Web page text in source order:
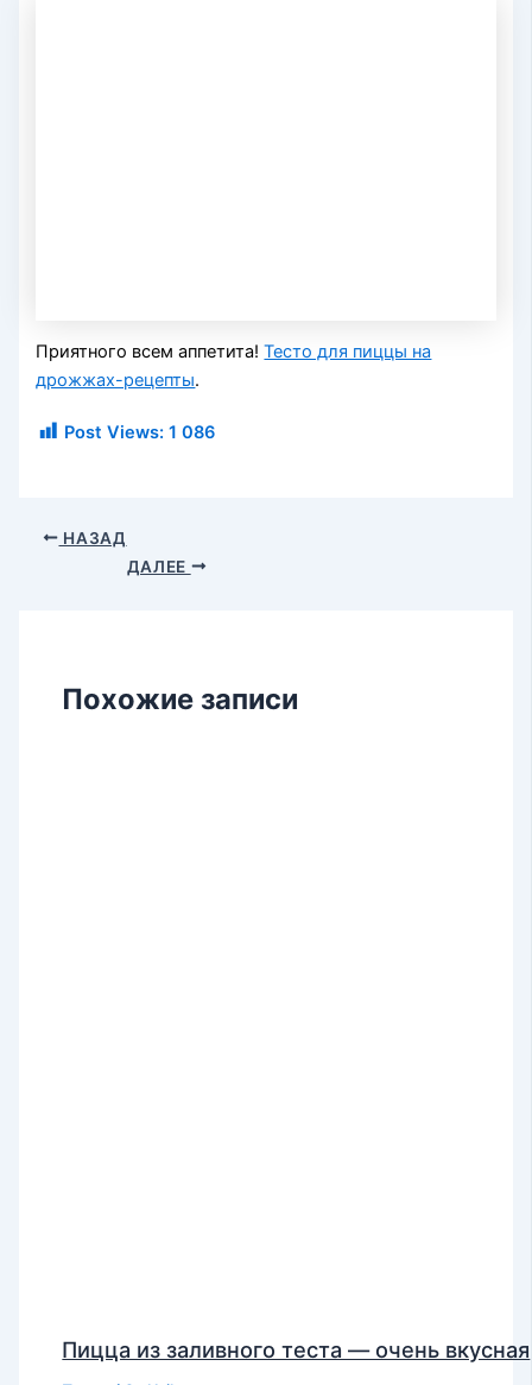
Приятного всем аппетита!Тесто для пиццы на
дрожжах-рецепты.
Post Views: 1 086
НАЗАД
ДАЛЕЕ
Похожие записи
Пицца из заливного теста — очень вкусная